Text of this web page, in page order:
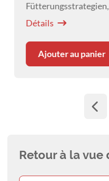
Universität Berlin
Fütterungsstrategien,
Darm-Hirn-Achse im
Détails
Ajouter au panier
Retour à la vue